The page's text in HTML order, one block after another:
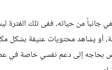
جانباً من حياته، ففى تلك الفترة
أو يشاهد محتويات عنيفة بشكل
بحاجه إلى دعم نفسي خاصة في